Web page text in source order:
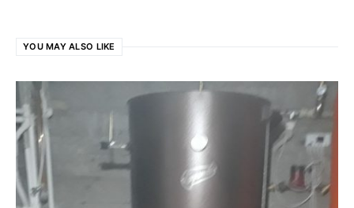
YOU MAY ALSO LIKE